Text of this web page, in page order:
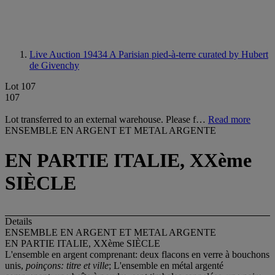
Live Auction 19434 A Parisian pied-à-terre curated by Hubert
de Givenchy
Lot 107
107
Lot transferred to an external warehouse. Please f… Read more
ENSEMBLE EN ARGENT ET METAL ARGENTE
EN PARTIE ITALIE, XXème
SIÈCLE
Details
ENSEMBLE EN ARGENT ET METAL ARGENTE
EN PARTIE ITALIE, XXème SIÈCLE
L'ensemble en argent comprenant: deux flacons en verre à bouchons
unis, poinçons: titre et ville; L'ensemble en métal argenté